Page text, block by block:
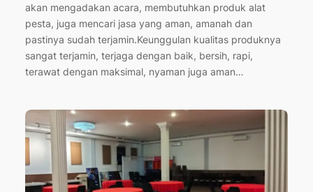
akan mengadakan acara, membutuhkan produk alat
pesta, juga mencari jasa yang aman, amanah dan
pastinya sudah terjamin.Keunggulan kualitas produknya
sangat terjamin, terjaga dengan baik, bersih, rapi,
terawat dengan maksimal, nyaman juga aman…